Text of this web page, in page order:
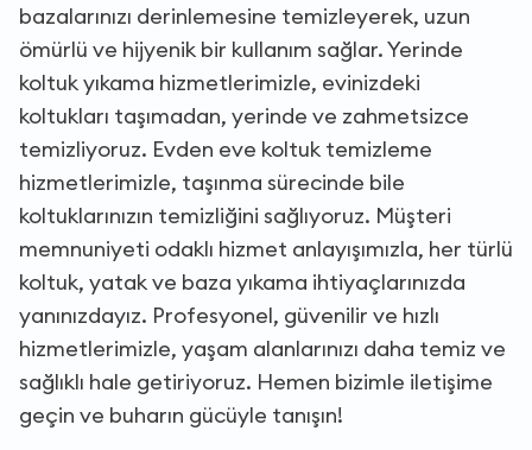
bazalarınızı derinlemesine temizleyerek, uzun
ömürlü ve hijyenik bir kullanım sağlar. Yerinde
koltuk yıkama hizmetlerimizle, evinizdeki
koltukları taşımadan, yerinde ve zahmetsizce
temizliyoruz. Evden eve koltuk temizleme
hizmetlerimizle, taşınma sürecinde bile
koltuklarınızın temizliğini sağlıyoruz. Müşteri
memnuniyeti odaklı hizmet anlayışımızla, her türlü
koltuk, yatak ve baza yıkama ihtiyaçlarınızda
yanınızdayız. Profesyonel, güvenilir ve hızlı
hizmetlerimizle, yaşam alanlarınızı daha temiz ve
sağlıklı hale getiriyoruz. Hemen bizimle iletişime
geçin ve buharın gücüyle tanışın!